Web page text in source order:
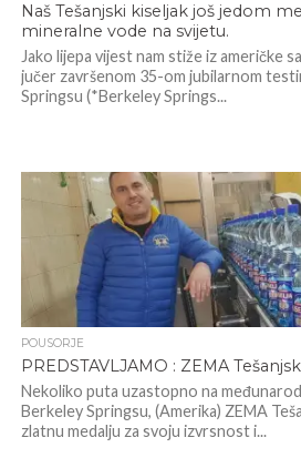
Naš Tešanjski kiseljak još jedom
mineralne vode na svijetu.
Jako lijepa vijest nam stiže iz američke
jučer završenom 35-om jubilarnom
Springsu (*Berkeley Springs...
POUSORJE
PREDSTAVLJAMO : ZEMA
Nekoliko puta uzastopno na
Berkeley Springsu, (Amerika) ZEMA
zlatnu medalju za svoju izvrsnost i...